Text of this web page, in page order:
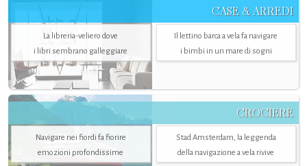
CASE & ARREDI
La libreria-veliero dove
i libri sembrano galleggiare
Il lettino barca a vela fa navigare
i bimbi in un mare di sogni
CROCIERE
Navigare nei fiordi fa fiorire
emozioni profondissime
Stad Amsterdam, la leggenda
della navigazione a vela rivive